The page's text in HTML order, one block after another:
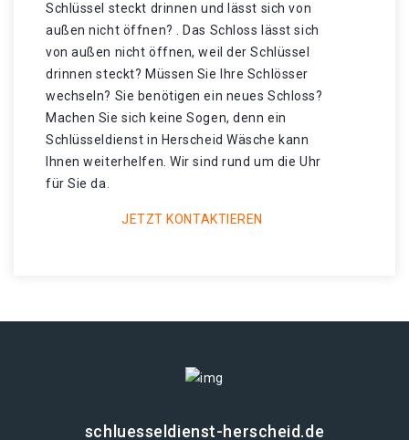
Schlüssel steckt drinnen und lässt sich von
außen nicht öffnen? . Das Schloss lässt sich
von außen nicht öffnen, weil der Schlüssel
drinnen steckt? Müssen Sie Ihre Schlösser
wechseln? Sie benötigen ein neues Schloss?
Machen Sie sich keine Sogen, denn ein
Schlüsseldienst in Herscheid Wäsche kann
Ihnen weiterhelfen. Wir sind rund um die Uhr
für Sie da.
JETZT KONTAKTIEREN
schluesseldienst-herscheid.de